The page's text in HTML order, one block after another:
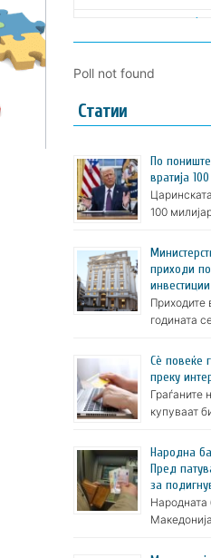
Poll not found
Статии
По
вратија
100
приходи
Приходите
годината
Сè повеќе
преку
Граѓаните
купуваат
Народна
Пред
за
Народната